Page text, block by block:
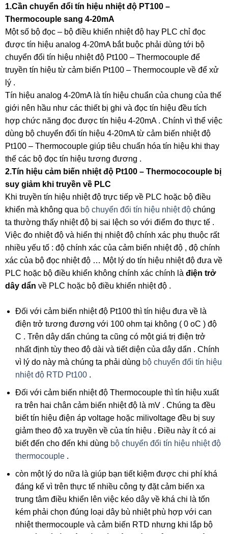
1.Cần chuyển đổi tín hiệu nhiệt độ PT100 –
Thermocouple sang 4-20mA
Một số bộ đọc – bộ điều khiển nhiệt độ hay PLC chỉ đọc
được tín hiệu analog 4-20mA bắt buộc phải dùng tới bộ
chuyển đổi tín hiệu nhiệt độ Pt100 – Thermocouple để
truyền tín hiệu từ cảm biến Pt100 – Thermocouple về để xử
lý .
Tín hiệu analog 4-20mA là tín hiệu chuẩn của chung của thế
giới nên hầu như các thiết bị ghi và đọc tín hiệu đều tích
hợp chức năng đọc được tín hiệu 4-20mA . Chính vì thể việc
dùng bộ chuyển đổi tín hiệu 4-20mA từ cảm biến nhiệt độ
Pt100 – Thermocouple giúp tiêu chuẩn hóa tín hiệu khi thay
thế các bộ đọc tín hiệu tương đương .
2.Tín hiệu cảm biến nhiệt độ Pt100 – Thermococouple bị
suy giảm khi truyền về PLC
Khi truyền tín hiệu nhiệt độ trực tiếp về PLC hoặc bộ điều
khiển mà không qua bộ chuyển đổi tín hiệu nhiệt độchúng
ta thường thấy nhiệt độ bị sai lệch so với điểm đo thực tế .
Việc đo nhiệt độ và hiển thị nhiệt độ chính xác phụ thuộc rất
nhiều yếu tố : độ chính xác của cảm biến nhiệt độ , độ chính
xác của bộ đọc nhiệt độ … Một lý do tín hiệu nhiệt độ đưa về
PLC hoặc bộ điều khiển không chính xác chính là điện trở
dây dẩn về PLC hoặc bộ điều khiển nhiệt độ .
Đối với cảm biến nhiệt độ Pt100 thì tín hiệu đưa về là
điện trở tương đương với 100 ohm tại không ( 0 oC ) độ
C . Trên dây dẩn chúng ta cũng có một giá trị điện trở
nhất định tùy theo độ dài và tiết diện của dây dẩn . Chính
vì lý do này mà chúng ta phải dùng bộ chuyển đổi tín hiệu
nhiệt độ RTD Pt100 .
Đối với cảm biến nhiệt độ Thermocouple thì tín hiệu xuất
ra trên hai chân cảm biến nhiệt độ là mV . Chúng ta đều
biết tín hiệu điện áp voltage hoặc milivoltage đều bị suy
giảm theo độ xa truyền về của tín hiệu . Điều này ít có ai
biết đến cho đến khi dùng bộ chuyển đổi tín hiệu nhiệt độ
thermocouple .
còn một lý do nữa là giúp bạn tiết kiệm được chi phí khá
đáng kể vì trên thực tế nhiều công ty đặt cảm biến xa
trung tâm điều khiển lên việc kéo dây về khá chi là tốn
kém phải chọn đúng loại dây bù nhiệt phù hợp với can
nhiệt thermocouple và cảm biến RTD nhưng khi lắp bộ